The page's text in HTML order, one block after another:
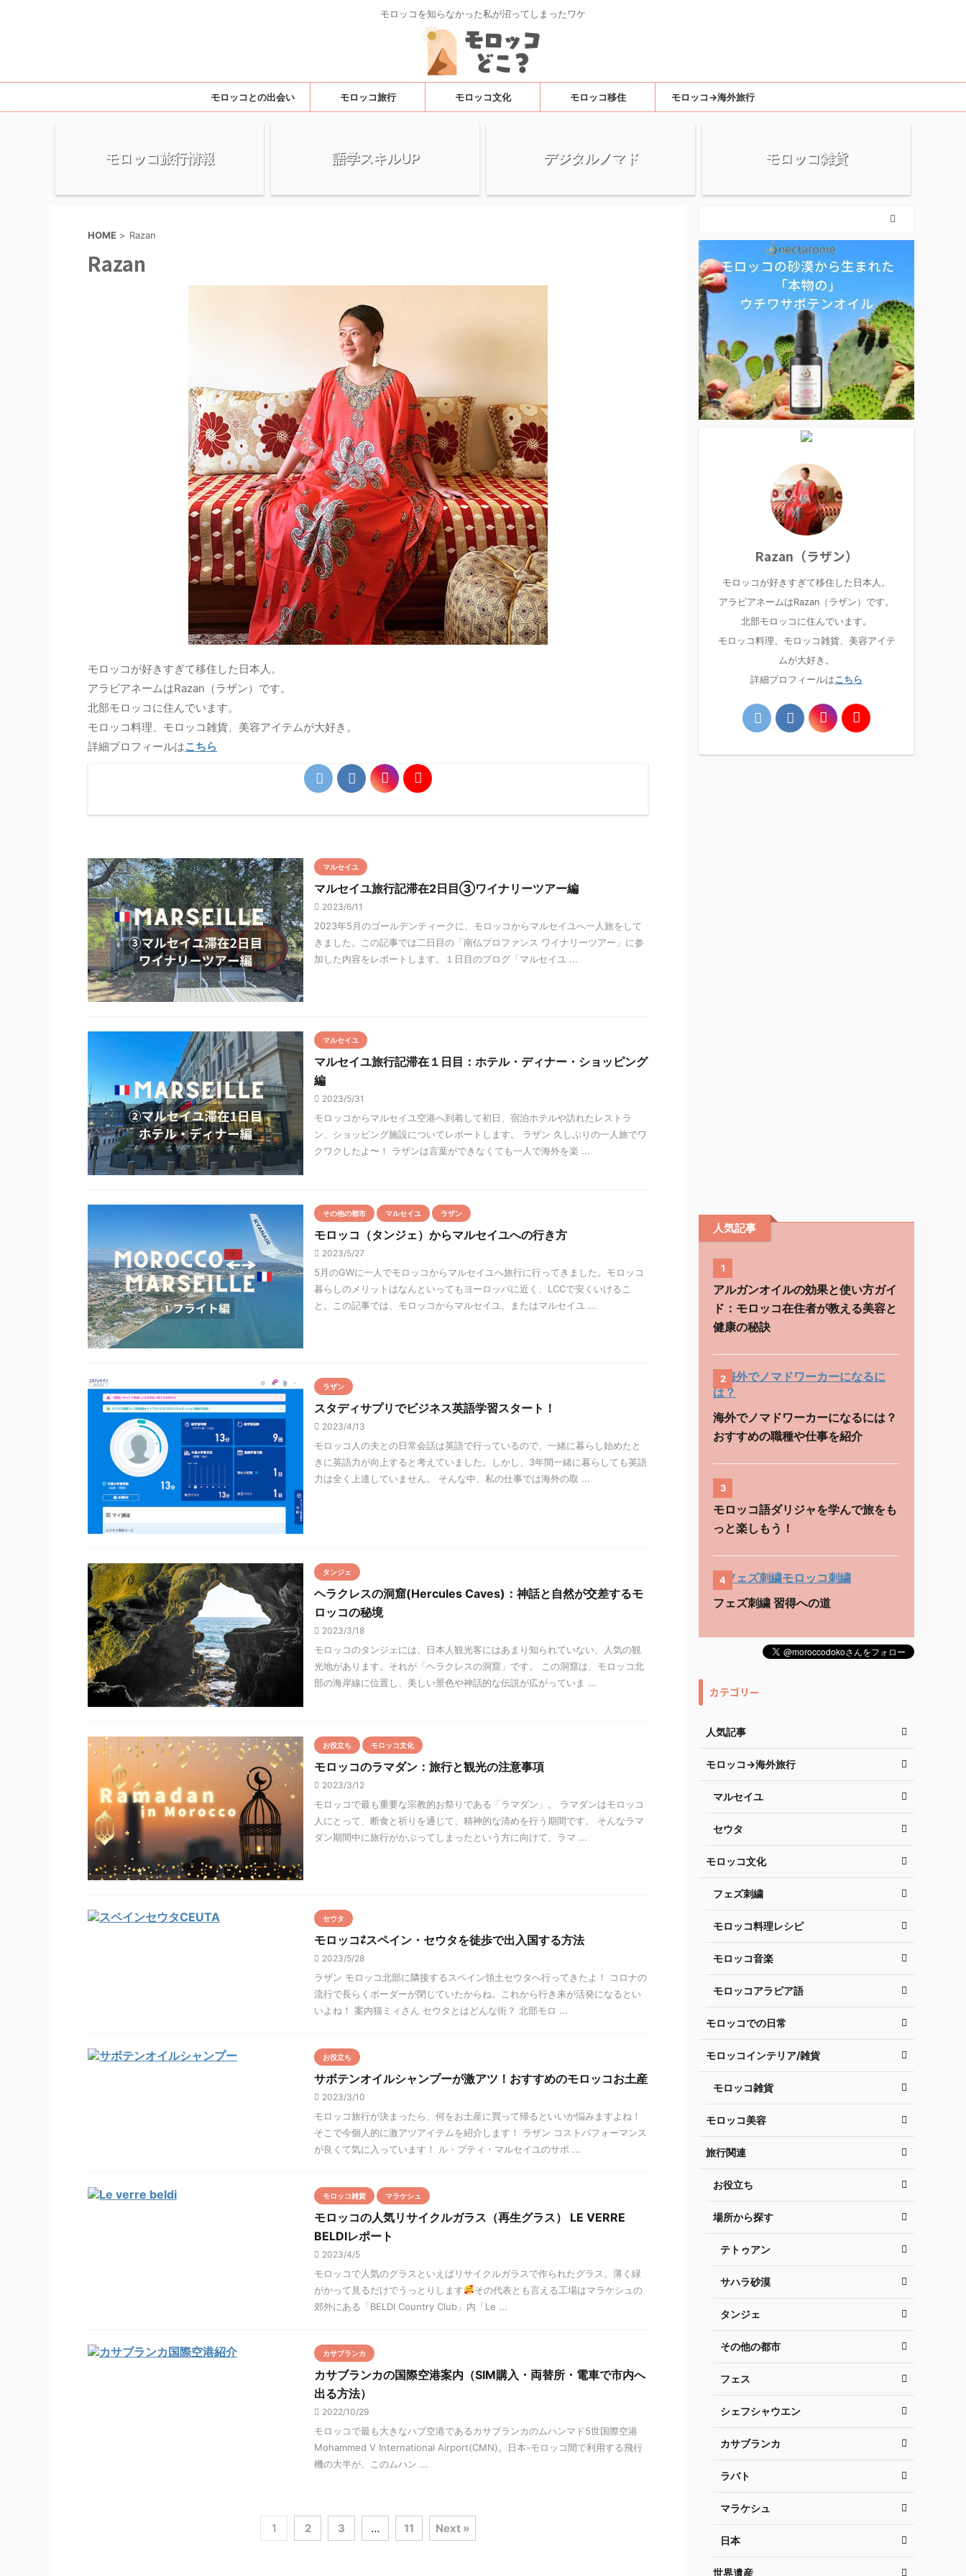
モロッコを知らなかった私が沼ってしまったワケ
モロッコとの出会い モロッコ旅行 モロッコ文化 モロッコ移住 モロッコ→海外旅行
モロッコ旅行情報 語学スキルUP デジタルノマド モロッコ雑貨
HOME > Razan
Razan
モロッコが好きすぎて移住した日本人。
アラビアネームはRazan（ラザン）です。
北部モロッコに住んでいます。
モロッコ料理、モロッコ雑貨、美容アイテムが大好き。
詳細プロフィールはこちら
マルセイユ
マルセイユ旅行記滞在2日目③ワイナリーツアー編
2023/6/11
2023年5月のゴールデンティークに、モロッコからマルセイユへ一人旅をして
きました。この記事では二日目の「南仏プロファンス ワイナリーツアー」に参
加した内容をレポートします。１日目のブログ「マルセイユ ...
マルセイユ
マルセイユ旅行記滞在１日目：ホテル・ディナー・ショッピング
編
2023/5/31
モロッコからマルセイユ空港へ到着して初日、宿泊ホテルや訪れたレストラ
ン、ショッピング施設についてレポートします。 ラザン 久しぶりの一人旅でワ
クワクしたよ〜！ ラザンは言葉ができなくても一人で海外を楽 ...
その他の都市 マルセイユ ラザン
モロッコ（タンジェ）からマルセイユへの行き方
2023/5/27
5月のGWに一人でモロッコからマルセイユへ旅行に行ってきました。モロッコ
暮らしのメリットはなんといってもヨーロッパに近く、LCCで安くいけるこ
と。この記事では、モロッコからマルセイユ、またはマルセイユ ...
ラザン
スタディサプリでビジネス英語学習スタート！
2023/4/13
モロッコ人の夫との日常会話は英語で行っているので、一緒に暮らし始めたと
きに英語力が向上すると考えていました。しかし、3年間一緒に暮らしても英語
力は全く上達していません。 そんな中、私の仕事では海外の取 ...
タンジェ
ヘラクレスの洞窟(Hercules Caves)：神話と自然が交差するモ
ロッコの秘境
2023/3/18
モロッコのタンジェには、日本人観光客にはあまり知られていない、人気の観
光地があります。それが「ヘラクレスの洞窟」です。 この洞窟は、モロッコ北
部の海岸線に位置し、美しい景色や神話的な伝説が広がっていま ...
お役立ち モロッコ文化
モロッコのラマダン：旅行と観光の注意事項
2023/3/12
モロッコで最も重要な宗教的お祭りである「ラマダン」。 ラマダンはモロッコ
人にとって、断食と祈りを通じて、精神的な清めを行う期間です。 そんなラマ
ダン期間中に旅行がかぶってしまったという方に向けて、ラマ ...
セウタ
モロッコ⇄スペイン・セウタを徒歩で出入国する方法
2023/5/28
ラザン モロッコ北部に隣接するスペイン領土セウタへ行ってきたよ！ コロナの
流行で長らくボーダーが閉じていたからね。これから行き来が活発になるとい
いよね！ 案内猫ミィさん セウタとはどんな街？ 北部モロ ...
お役立ち
サボテンオイルシャンプーが激アツ！おすすめのモロッコお土産
2023/3/10
モロッコ旅行が決まったら、何をお土産に買って帰るといいか悩みますよね！
そこで今個人的に激アツアイテムを紹介します！ ラザン コストパフォーマンス
が良くて気に入っています！ ル・プティ・マルセイユのサボ ...
モロッコ雑貨 マラケシュ
モロッコの人気リサイクルガラス（再生グラス） LE VERRE
BELDIレポート
2023/4/5
モロッコで人気のグラスといえばリサイクルガラスで作られたグラス。薄く緑
がかって見るだけでうっとりします
その代表とも言える工場はマラケシュの
郊外にある「BELDI Country Club」内「Le ...
カサブランカ
カサブランカの国際空港案内（SIM購入・両替所・電車で市内へ
出る方法）
2022/10/29
モロッコで最も大きなハブ空港であるカサブランカのムハンマド5世国際空港
Mohammed V International Airport(CMN)。日本-モロッコ間で利用する飛行
機の大半が、このムハン ...
1 2 3 … 11 Next »
Razan（ラザン）
モロッコが好きすぎて移住した日本人。
アラビアネームはRazan（ラザン）です。
北部モロッコに住んでいます。
モロッコ料理、モロッコ雑貨、美容アイテ
ムが大好き。
詳細プロフィールはこちら
人気記事
1
アルガンオイルの効果と使い方ガイ
ド：モロッコ在住者が教える美容と
健康の秘訣
2
海外でノマドワーカーになるには？
おすすめの職種や仕事を紹介
3
モロッコ語ダリジャを学んで旅をも
っと楽しもう！
4
フェズ刺繍 習得への道
カテゴリー
人気記事
モロッコ→海外旅行
マルセイユ
セウタ
モロッコ文化
フェズ刺繍
モロッコ料理レシピ
モロッコ音楽
モロッコアラビア語
モロッコでの日常
モロッコインテリア/雑貨
モロッコ雑貨
モロッコ美容
旅行関連
お役立ち
場所から探す
テトゥアン
サハラ砂漠
タンジェ
その他の都市
フェス
シェフシャウエン
カサブランカ
ラバト
マラケシュ
日本
世界遺産